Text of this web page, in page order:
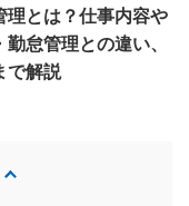
理とは？仕事内容や
勤怠管理との違い、
で解説